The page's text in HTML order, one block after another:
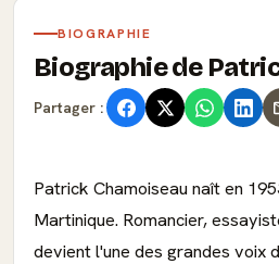
BIOGRAPHIE
Biographie de
Partager :
Patrick Chamoiseau naît en
Martinique. Romancier,
devient l'une des grandes voix